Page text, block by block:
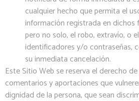
cualquier hecho que permita el
información registrada en dichos
pero no solo, el robo, extravío, o
identificadores y/o contraseñas,
su inmediata cancelación.
Este Sitio Web se reserva el derecho
comentarios y aportaciones que
dignidad de la persona, que sean